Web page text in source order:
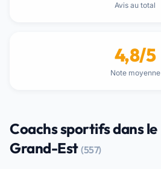
Avis au total
4,8/5
Note moyenne
Coachs sportifs dans le
Grand-Est(557)